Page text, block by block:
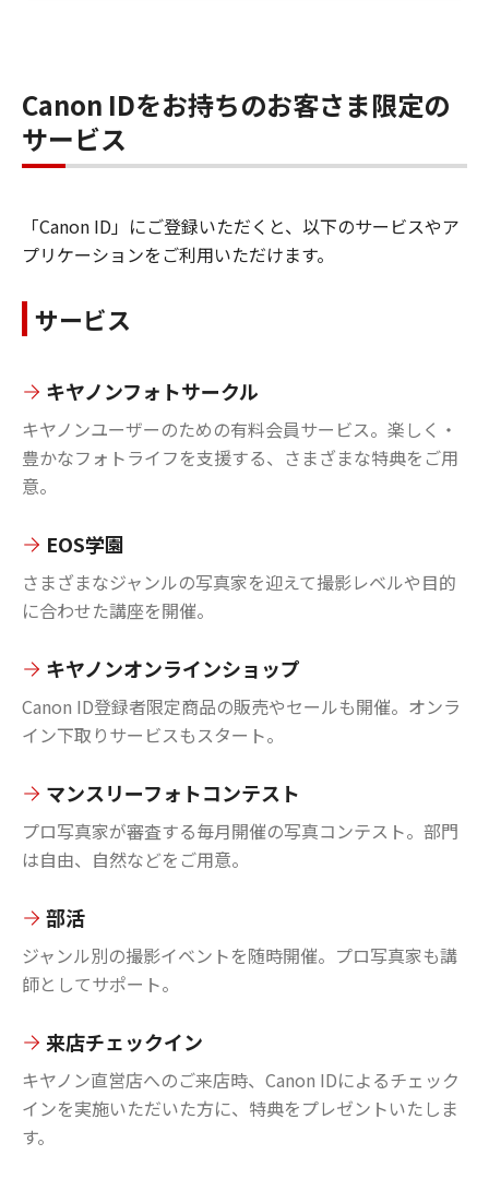
Canon IDをお持ちのお客さま限定の
サービス
「Canon ID」にご登録いただくと、以下のサービスやア
プリケーションをご利用いただけます。
サービス
キヤノンフォトサークル
キヤノンユーザーのための有料会員サービス。楽しく・
豊かなフォトライフを支援する、さまざまな特典をご用
意。
EOS学園
さまざまなジャンルの写真家を迎えて撮影レベルや目的
に合わせた講座を開催。
キヤノンオンラインショップ
Canon ID登録者限定商品の販売やセールも開催。オンラ
イン下取りサービスもスタート。
マンスリーフォトコンテスト
プロ写真家が審査する毎月開催の写真コンテスト。部門
は自由、自然などをご用意。
部活
ジャンル別の撮影イベントを随時開催。プロ写真家も講
師としてサポート。
来店チェックイン
キヤノン直営店へのご来店時、Canon IDによるチェック
インを実施いただいた方に、特典をプレゼントいたしま
す。